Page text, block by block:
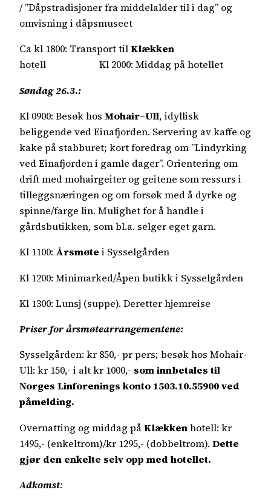
/ ”Dåpstradisjoner fra middelalder til i dag” og
omvisning i dåpsmuseet
Ca kl 1800: Transport tilKlækken
hotell Kl 2000: Middag på hotellet
Søndag 26.3.:
Kl 0900: Besøk hos Mohair–Ull, idyllisk
beliggende ved Einafjorden. Servering av kaffe og
kake på stabburet; kort foredrag om ”Lindyrking
ved Einafjorden i gamle dager”. Orientering om
drift med mohairgeiter og geitene som ressurs i
tilleggsnæringen og om forsøk med å dyrke og
spinne/farge lin. Mulighet for å handle i
gårdsbutikken, som bl.a. selger eget garn.
Kl 1100: Årsmøte i Sysselgården
Kl 1200: Minimarked/Åpen butikk i Sysselgården
Kl 1300: Lunsj (suppe). Deretter hjemreise
Priser for årsmøtearrangementene:
Sysselgården: kr 850,- pr pers; besøk hos Mohair-
Ull: kr 150,- i alt kr 1000,- som innbetales til
Norges Linforenings konto 1503.10.55900 ved
påmelding.
Overnatting og middag påKlækkenhotell: kr
1495,- (enkeltrom)/kr 1295,- (dobbeltrom). Dette
gjør den enkelte selv opp med hotellet.
Adkomst: